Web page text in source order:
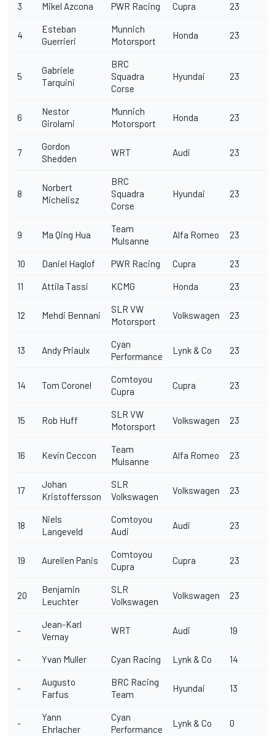
3 Mikel Azcona PWR Racing Cupra 23
4
Esteban
Guerrieri
Munnich
Motorsport
Honda 23
5
Gabriele
Tarquini
BRC
Squadra
Corse
Hyundai 23
6
Nestor
Girolami
Munnich
Motorsport
Honda 23
7
Gordon
Shedden
WRT Audi 23
8
Norbert
Michelisz
BRC
Squadra
Corse
Hyundai 23
9 Ma Qing Hua
Team
Mulsanne
Alfa Romeo 23
10 Daniel Haglof PWR Racing Cupra 23
11 Attila Tassi KCMG Honda 23
12 Mehdi Bennani
SLR VW
Motorsport
Volkswagen 23
13 Andy Priaulx
Cyan
Performance
Lynk & Co 23
14 Tom Coronel
Comtoyou
Cupra
Cupra 23
15 Rob Huff
SLR VW
Motorsport
Volkswagen 23
16 Kevin Ceccon
Team
Mulsanne
Alfa Romeo 23
17
Johan
Kristoffersson
SLR
Volkswagen
Volkswagen 23
18
Niels
Langeveld
Comtoyou
Audi
Audi 23
19 Aurelien Panis
Comtoyou
Cupra
Cupra 23
20
Benjamin
Leuchter
SLR
Volkswagen
Volkswagen 23
-
Jean-Karl
Vernay
WRT Audi 19
- Yvan Muller Cyan Racing Lynk & Co 14
-
Augusto
Farfus
BRC Racing
Team
Hyundai 13
-
Yann
Ehrlacher
Cyan
Performance
Lynk & Co 0